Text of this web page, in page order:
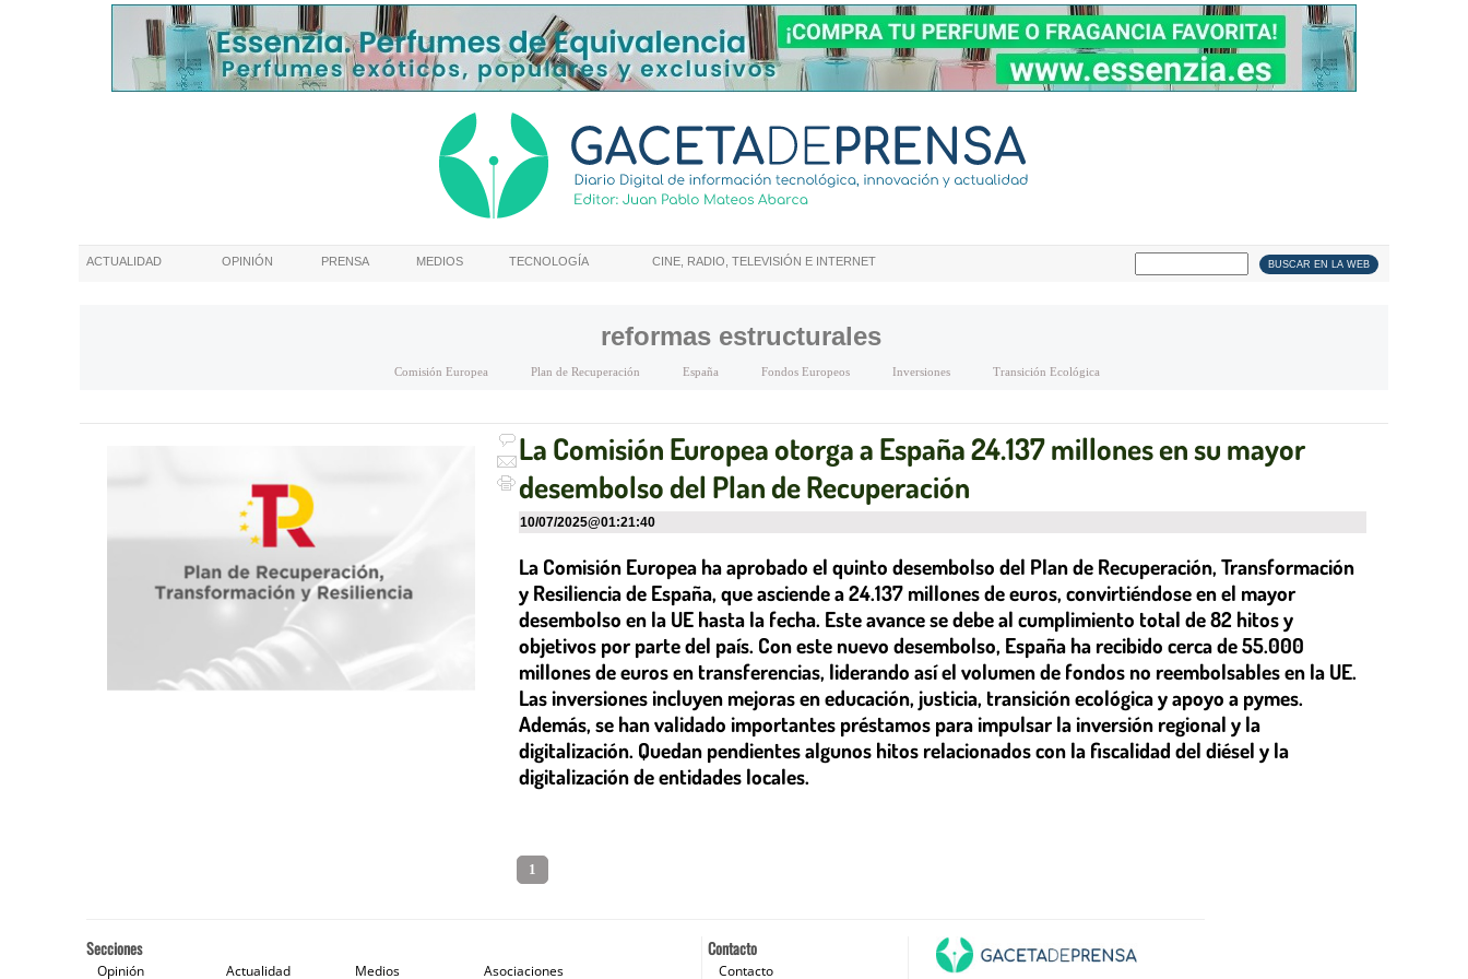
ACTUALIDAD OPINIÓN PRENSA MEDIOS TECNOLOGÍA CINE, RADIO, TELEVISIÓN E INTERNET
reformas estructurales
Comisión Europea Plan de Recuperación España Fondos Europeos Inversiones Transición Ecológica
La Comisión Europea otorga a España 24.137 millones en su mayor
desembolso del Plan de Recuperación
10/07/2025@01:21:40
La Comisión Europea ha aprobado el quinto desembolso del Plan de Recuperación, Transformación
y Resiliencia de España, que asciende a 24.137 millones de euros, convirtiéndose en el mayor
desembolso en la UE hasta la fecha. Este avance se debe al cumplimiento total de 82 hitos y
objetivos por parte del país. Con este nuevo desembolso, España ha recibido cerca de 55.000
millones de euros en transferencias, liderando así el volumen de fondos no reembolsables en la UE.
Las inversiones incluyen mejoras en educación, justicia, transición ecológica y apoyo a pymes.
Además, se han validado importantes préstamos para impulsar la inversión regional y la
digitalización. Quedan pendientes algunos hitos relacionados con la fiscalidad del diésel y la
digitalización de entidades locales.
1
Contacto
Contacto
Secciones
Opinión Actualidad Medios Asociaciones